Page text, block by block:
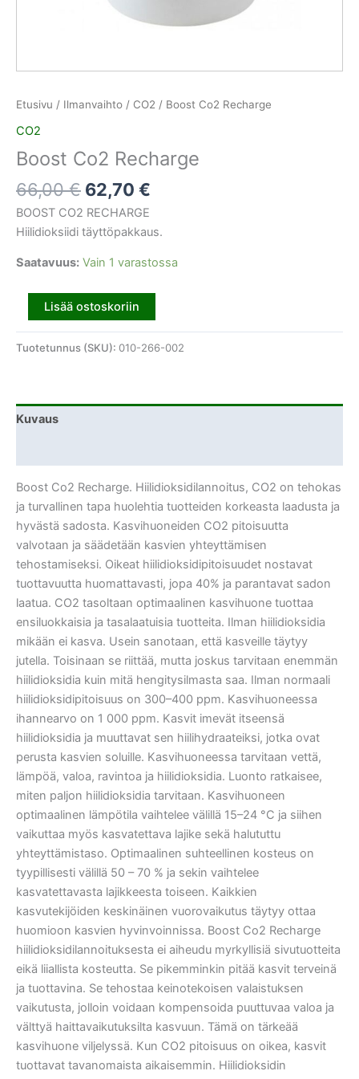
Etusivu / Ilmanvaihto / CO2 / Boost Co2 Recharge
CO2
Boost Co2 Recharge
66,00€ 62,70 €
BOOST CO2 RECHARGE
Hiilidioksiidi täyttöpakkaus.
Saatavuus: Vain 1 varastossa
Lisää ostoskoriin
Tuotetunnus (SKU): 010-266-002
Kuvaus
Boost Co2 Recharge. Hiilidioksidilannoitus, CO2 on tehokas
ja turvallinen tapa huolehtia tuotteiden korkeasta laadusta ja
hyvästä sadosta. Kasvihuoneiden CO2 pitoisuutta
valvotaan ja säädetään kasvien yhteyttämisen
tehostamiseksi. Oikeat hiilidioksidipitoisuudet nostavat
tuottavuutta huomattavasti, jopa 40% ja parantavat sadon
laatua. CO2 tasoltaan optimaalinen kasvihuone tuottaa
ensiluokkaisia ja tasalaatuisia tuotteita. Ilman hiilidioksidia
mikään ei kasva. Usein sanotaan, että kasveille täytyy
jutella. Toisinaan se riittää, mutta joskus tarvitaan enemmän
hiilidioksidia kuin mitä hengitysilmasta saa. Ilman normaali
hiilidioksidipitoisuus on 300–400 ppm. Kasvihuoneessa
ihannearvo on 1 000 ppm. Kasvit imevät itseensä
hiilidioksidia ja muuttavat sen hiilihydraateiksi, jotka ovat
perusta kasvien soluille. Kasvihuoneessa tarvitaan vettä,
lämpöä, valoa, ravintoa ja hiilidioksidia. Luonto ratkaisee,
miten paljon hiilidioksidia tarvitaan. Kasvihuoneen
optimaalinen lämpötila vaihtelee välillä 15–24 °C ja siihen
vaikuttaa myös kasvatettava lajike sekä halututtu
yhteyttämistaso. Optimaalinen suhteellinen kosteus on
tyypillisesti välillä 50 – 70 % ja sekin vaihtelee
kasvatettavasta lajikkeesta toiseen. Kaikkien
kasvutekijöiden keskinäinen vuorovaikutus täytyy ottaa
huomioon kasvien hyvinvoinnissa. Boost Co2 Recharge
hiilidioksidilannoituksesta ei aiheudu myrkyllisiä sivutuotteita
eikä liiallista kosteutta. Se pikemminkin pitää kasvit terveinä
ja tuottavina. Se tehostaa keinotekoisen valaistuksen
vaikutusta, jolloin voidaan kompensoida puuttuvaa valoa ja
välttyä haittavaikutuksilta kasvuun. Tämä on tärkeää
kasvihuone viljelyssä. Kun CO2 pitoisuus on oikea, kasvit
tuottavat tavanomaista aikaisemmin. Hiilidioksidin